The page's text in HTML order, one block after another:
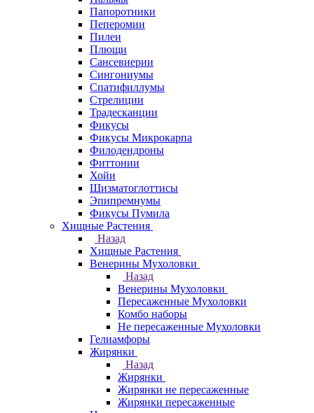
Папоротники
Пеперомии
Пилеи
Плющи
Сансевиерии
Сингониумы
Спатифиллумы
Стрелиции
Традесканции
Фикусы
Фикусы Микрокарпа
Филодендроны
Фиттонии
Хойи
Шизматоглоттисы
Эпипремнумы
Фикусы Пумила
Хищные Растения
Назад
Хищные Растения
Венерины Мухоловки
Назад
Венерины Мухоловки
Пересаженные Мухоловки
Комбо наборы
Не пересаженные Мухоловки
Гелиамфоры
Жирянки
Назад
Жирянки
Жирянки не пересаженные
Жирянки пересаженные